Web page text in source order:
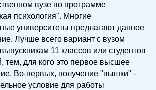
вузе по программе
психология". Многие
университеты предлагают данное
Лучше всего вариант с вузом
11 классов или студентов
тем, для кого это первое высшее
Во-первых, получение "вышки" -
условие для работы